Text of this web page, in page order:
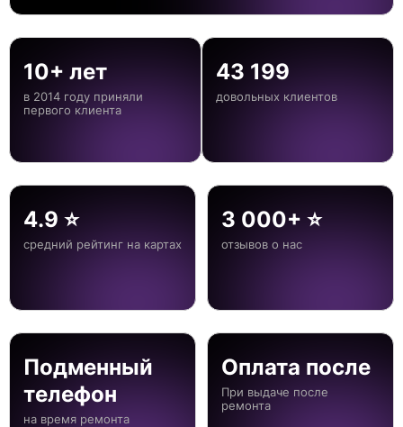
10+ лет
в 2014 году приняли
первого клиента
43 199
довольных клиентов
4.9 ⭐
средний рейтинг на картах
3 000+ ⭐
отзывов о нас
Подменный
телефон
на время ремонта
Оплата после
При выдаче после
ремонта